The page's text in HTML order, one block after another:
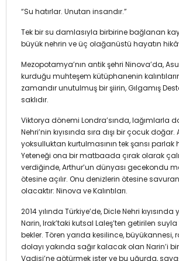
“Su hatırlar. Unutan insandır.”
Tek bir su damlasıyla birbirine bağlanan
büyük nehrin ve üç olağanüstü hayatın
Mezopotamya’nın antik şehri Ninova’da, Asur
kurduğu muhteşem kütüphanenin
zamandır unutulmuş bir şiirin, Gılgamış
saklıdır.
Viktorya dönemi Londra’sında, lağımlarla
Nehri’nin kıyısında sıra dışı bir çocuk doğar.
yoksulluktan kurtulmasının tek şansı parlak
Yeteneği ona bir matbaada çırak olarak
verdiğinde, Arthur’un dünyası gecekondu
ötesine açılır. Onu denizlerin ötesine
olacaktır: Ninova ve Kalıntıları.
2014 yılında Türkiye’de, Dicle Nehri kıyısında
Narin, Irak’taki kutsal Laleş’ten getirilen
bekler. Tören yarıda kesilince, büyükannesi,
dolayı yakında sağır kalacak olan Narin’i
Vadisi’ne götürmek ister ve bu uğurda,